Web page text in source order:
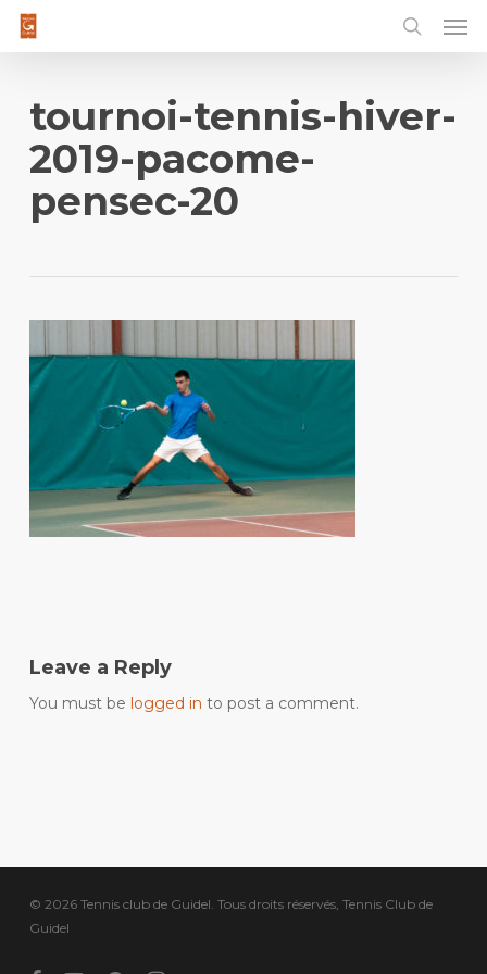
Skip
tournoi-tennis-hiver-
2019-pacome-
pensec-20
Leave a Reply
You must be logged in to post a comment.
© 2026 Tennis club de Guidel. Tous droits réservés, Tennis Club de
Guidel